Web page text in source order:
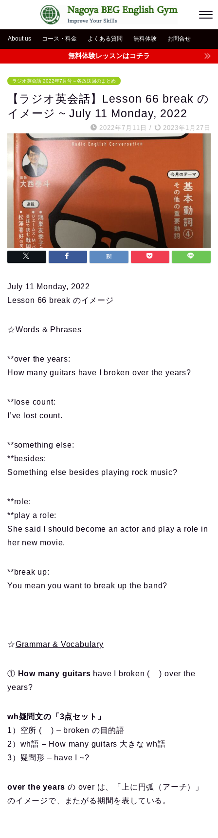
About us コース・料金 よくある質問 無料体験 お問合せ
無料体験レッスンはコチラ
ラジオ英会話 2022年7月号～各放送回のまとめ
【ラジオ英会話】Lesson 66 break の
イメージ ~ July 11 Monday, 2022
2022年7月11日 / 2023年1月27日
July 11 Monday, 2022
Lesson 66 break のイメージ
☆Words & Phrases
**over the years:
How many guitars have I broken over the years?
**lose count:
I’ve lost count.
**something else:
**besides:
Something else besides playing rock music?
**role:
**play a role:
She said I should become an actor and play a role in
her new movie.
**break up:
You mean you want to break up the band?
☆Grammar & Vocabulary
① How many guitars have I broken ( ) over the
years?
wh疑問文の「3点セット」
1）空所 ( ) – broken の目的語
2）wh語 – How many guitars 大きな wh語
3）疑問形 – have I ~?
over the years の over は、「上に円弧（アーチ）」
のイメージで、またがる期間を表している。